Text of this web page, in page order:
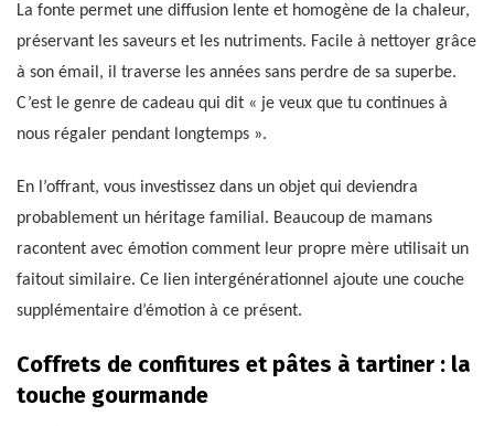
La fonte permet une diffusion lente et homogène de la chaleur,
préservant les saveurs et les nutriments. Facile à nettoyer grâce
à son émail, il traverse les années sans perdre de sa superbe.
C’est le genre de cadeau qui dit « je veux que tu continues à
nous régaler pendant longtemps ».
En l’offrant, vous investissez dans un objet qui deviendra
probablement un héritage familial. Beaucoup de mamans
racontent avec émotion comment leur propre mère utilisait un
faitout similaire. Ce lien intergénérationnel ajoute une couche
supplémentaire d’émotion à ce présent.
Coffrets de confitures et pâtes à tartiner : la
touche gourmande